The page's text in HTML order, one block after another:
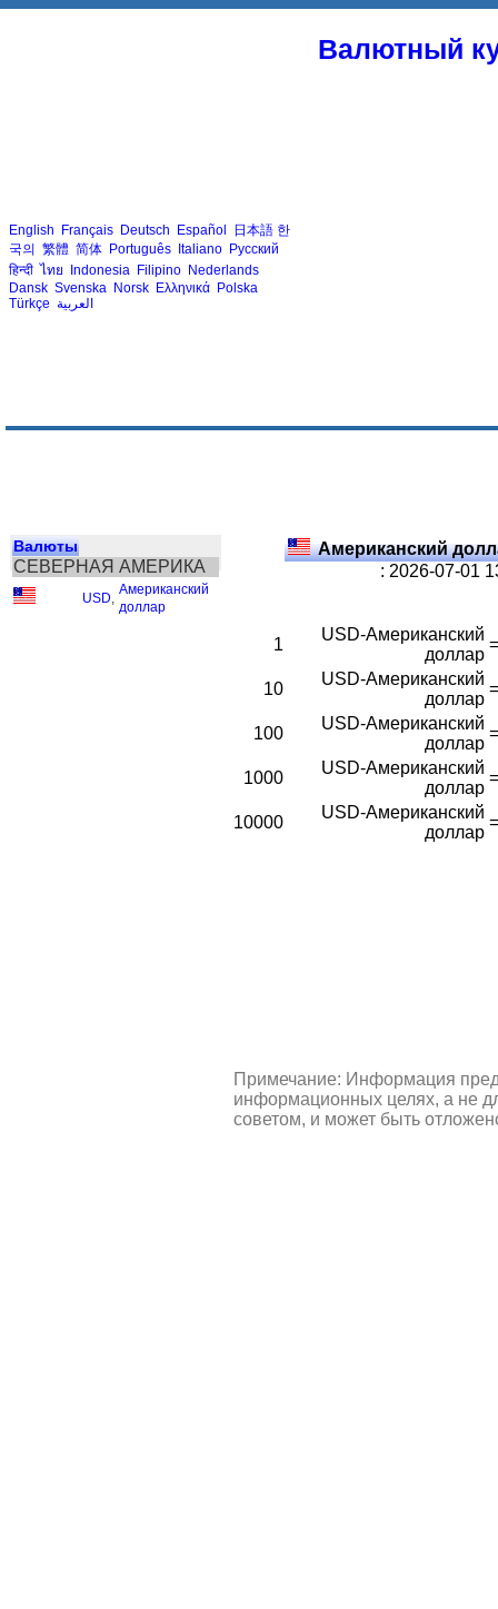
Валютный
English Français Deutsch Español 日本語 한
국의 繁體 简体 Português Italiano Русский
हिन्दी ไทย Indonesia Filipino Nederlands
Dansk Svenska Norsk Ελληνικά Polska
Türkçe العربية
Валюты
СЕВЕРНАЯ АМЕРИКА
USD
Американский
доллар
Американский
: 2026-07-01
1
USD-Американский
доллар
=
10
USD-Американский
доллар
=
100
USD-Американский
доллар
=
1000
USD-Американский
доллар
=
10000
USD-Американский
доллар
=
Примечание: Информация
информационных целях, а не
советом, и может быть